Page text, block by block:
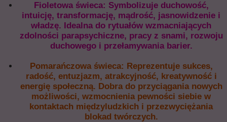
Fioletowa świeca: Symbolizuje duchowość,
intuicję, transformację, mądrość, jasnowidzenie i
władzę. Idealna do rytuałów wzmacniających
zdolności parapsychiczne, pracy z snami, rozwoju
duchowego i przełamywania barier.
Pomarańczowa świeca: Reprezentuje sukces,
radość, entuzjazm, atrakcyjność, kreatywność i
energię społeczną. Dobra do przyciągania nowych
możliwości, wzmocnienia pewności siebie w
kontaktach międzyludzkich i przezwyciężania
blokad twórczych.